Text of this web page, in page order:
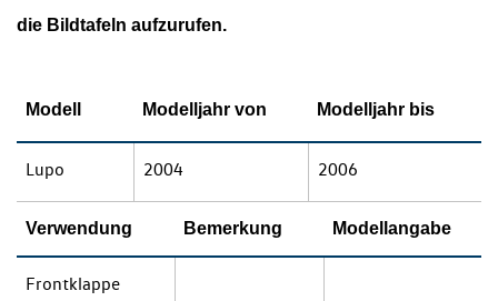
die Bildtafeln aufzurufen.
Modell Modelljahr von Modelljahr bis
Lupo 2004 2006
Verwendung Bemerkung Modellangabe
Frontklappe